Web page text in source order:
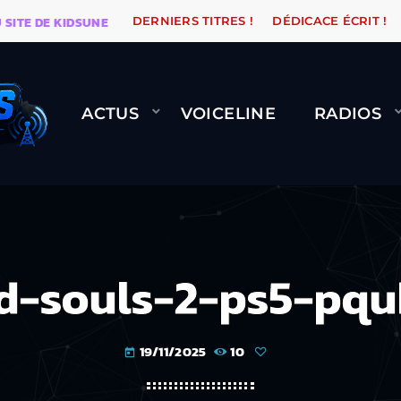
KIDSUNE WARÉTRO ORANGE ROAD QUI PASSE,
DERNIERS TITRES ! DÉDICACE ÉCRIT !
ACTUS VOICELINE RADIOS
souls-2-ps5-
today 19/11/2025 10